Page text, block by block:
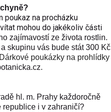
poukaz na procházku
mohou do jakékoliv části
zajímavostí ze života rostlin.
skupinu vás bude stát 300 Kč
Dárkové poukázky na prohlídky
.
hl. m. Prahy každoročně
republice i v zahraničí?